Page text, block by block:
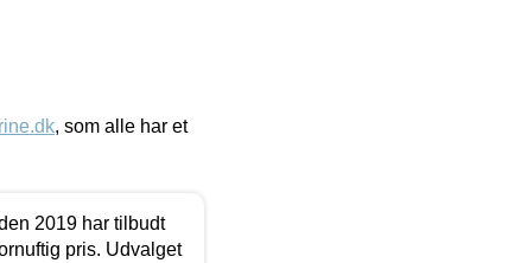
, som alle har et
2019 har tilbudt
pris. Udvalget